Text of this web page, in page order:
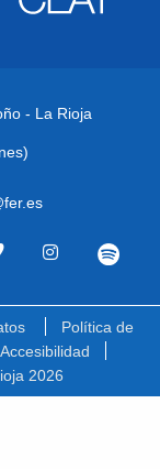
- La Rioja
Política de
Accesibilidad
2026